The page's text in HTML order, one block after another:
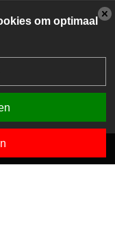
om optimaal